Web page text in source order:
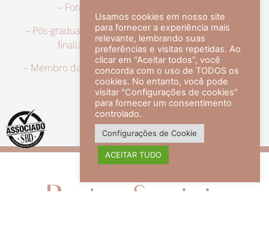
– Formação em Medicina pela UFRJ.
– Pós-graduação em Dermatologia pela UFRJ, tendo
finalizado a especialização em 2007.
– Membro da Sociedade Brasileira de Dermatologia,
com título de especialista.
veja mais +
Redes Sociais
Usamos cookies em nosso site
para fornecer a experiência mais
relevante, lembrando suas
preferências e visitas repetidas. Ao
clicar em “Aceitar todos”, você
concorda com o uso de TODOS os
cookies. No entanto, você pode
visitar "Configurações de cookies"
para fornecer um consentimento
controlado.
Configurações de Cookie
ACEITAR TUDO